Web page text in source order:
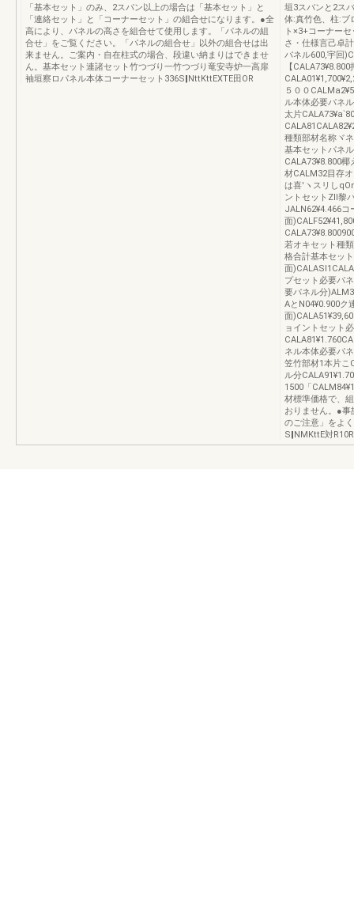
「基本セット」のみ、2スパン以上の場合は「基本セット」と
「連絡セット」と「コーナーセット」の組合せになります。●全
高により、パネルの高さを組合せて使用します。「パネルの組
合せ」をご覧ください。「パネルの組合せ」以外の組合せは出
来ません。ご案内・自在柱式の場合、段違い納まりはできませ
ん。基本セット連諸セット竹つづり一竹つづり竜安寺炉一高扉
袖垣察ロパネル本体コーナーセット336S‖NttKttEXTE田OR
垣3スバンと2ス
体:真竹色、柱:ブ
ト×3+コーナー
さ・仕様言己卓
バネル600,宇回
【
５００
ル本体必要パネ
太片
種類部材名称ヾ
基本セットパネ
CALA73¥8.800
材CALM32目存
は喜′ヽスリし
ントセットZll黎
JALN62¥4.466コ
面
若オキセット種
格合計基本セッ
面
プセット必要パ
要パネル分
AとN04¥0.900ク
面
ョイントセット
ネル本体必要パ
笠竹部材1本片こ
ル分
1500「
材標準価格で、
おりません。●事
のご注意」をよ
S‖NMKttE対